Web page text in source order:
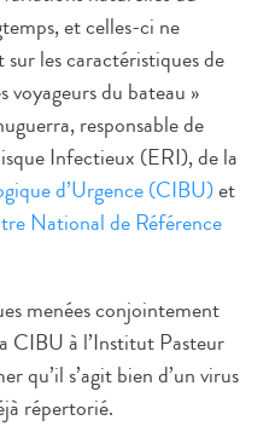
et celles-ci ne
les caractéristiques de
voyageurs du bateau »
responsable de
Infectieux (ERI), de la
d’Urgence (CIBU)et
National de Référence
menées conjointement
CIBU à l’Institut Pasteur
qu’il s’agit bien d’un virus
répertorié.